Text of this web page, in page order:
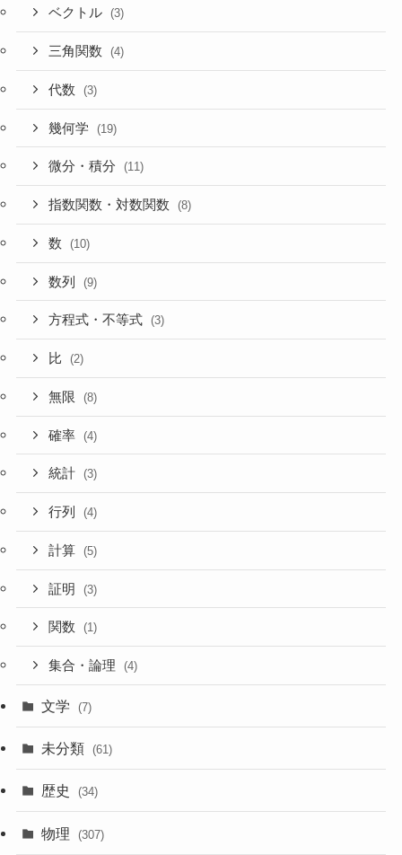
ベクトル (3)
三角関数 (4)
代数 (3)
幾何学 (19)
微分・積分 (11)
指数関数・対数関数 (8)
数 (10)
数列 (9)
方程式・不等式 (3)
比 (2)
無限 (8)
確率 (4)
統計 (3)
行列 (4)
計算 (5)
証明 (3)
関数 (1)
集合・論理 (4)
文学 (7)
未分類 (61)
歴史 (34)
物理 (307)